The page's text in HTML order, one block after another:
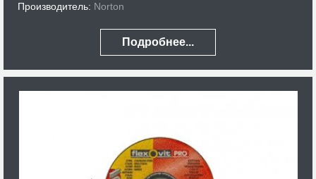
Производитель: Norton
Подробнее...